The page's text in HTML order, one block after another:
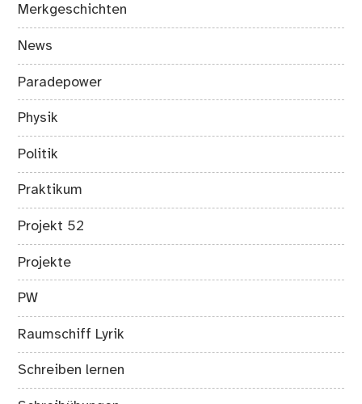
Merkgeschichten
News
Paradepower
Physik
Politik
Praktikum
Projekt 52
Projekte
PW
Raumschiff Lyrik
Schreiben lernen